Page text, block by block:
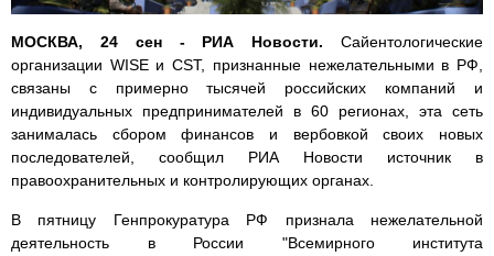
МОСКВА, 24 сен - РИА Новости. Сайентологические
организации WISE и CST, признанные нежелательными в РФ,
связаны с примерно тысячей российских компаний и
индивидуальных предпринимателей в 60 регионах, эта сеть
занималась сбором финансов и вербовкой своих новых
последователей, сообщил РИА Новости источник в
правоохранительных и контролирующих органах.
В пятницу Генпрокуратура РФ признала нежелательной
деятельность в России "Всемирного института